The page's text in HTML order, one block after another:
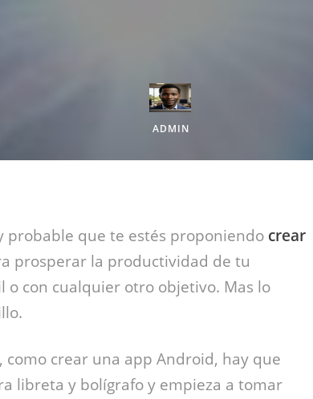
ADMIN
probable que te estés proponiendo crear
prosperar la productividad de tu
con cualquier otro objetivo. Mas lo
crear una app Android, hay que
libreta y bolígrafo y empieza a tomar